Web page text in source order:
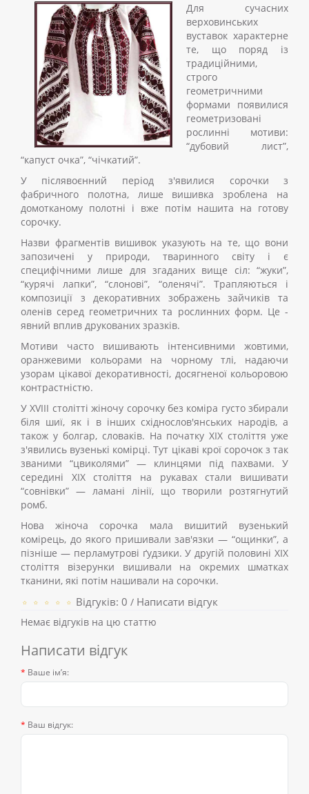
Для сучасних
верховинських
вуставок характерне
те, що поряд із
традиційними,
строго
геометричними
формами появилися
геометризовані
рослинні мотиви:
“дубовий лист”,
“капуст очка”, “чічкатий”.
У післявоєнний період з'явилися сорочки з
фабричного полотна, лише вишивка зроблена на
домотканому полотні і вже потім нашита на готову
сорочку.
Назви фрагментів вишивок указують на те, що вони
запозичені у природи, тваринного світу і є
специфічними лише для згаданих вище сіл: “жуки”,
“курячі лапки”, “слонові”, “оленячі”. Трапляються і
композиції з декоративних зображень зайчиків та
оленів серед геометричних та рослинних форм. Це -
явний вплив друкованих зразків.
Мотиви часто вишивають інтенсивними жовтими,
оранжевими кольорами на чорному тлі, надаючи
узорам цікавої декоративності, досягненої кольоровою
контрастністю.
У XVIII столітті жіночу сорочку без коміра густо збирали
біля шиї, як і в інших східнослов'янських народів, а
також у болгар, словаків. На початку XIX століття уже
з'явились вузенькі комірці. Тут цікаві крої сорочок з так
званими “цвиколями” — клинцями під пахвами. У
середині XIX століття на рукавах стали вишивати
“совнівки” — ламані лінії, що творили розтягнутий
ромб.
Нова жіноча сорочка мала вишитий вузенький
комірець, до якого пришивали зав'язки — “ощинки”, а
пізніше — перламутрові ґудзики. У другій половині XIX
століття візерунки вишивали на окремих шматках
тканини, які потім нашивали на сорочки.
Відгуків: 0 / Написати відгук
Немає відгуків на цю статтю
Написати відгук
Ваше ім’я:
Ваш відгук: